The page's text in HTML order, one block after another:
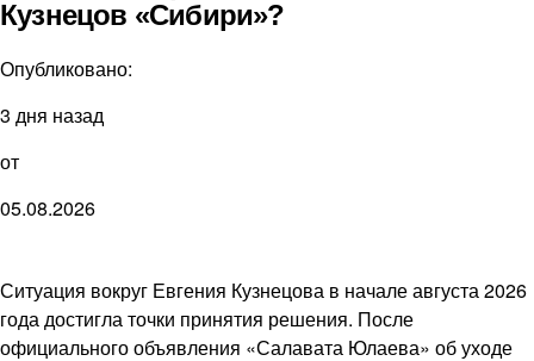
Кузнецов «Сибири»?
Опубликовано:
3 дня назад
от
05.08.2026
Ситуация вокруг Евгения Кузнецова в начале августа 2026
года достигла точки принятия решения. После
официального объявления «Салавата Юлаева» об уходе